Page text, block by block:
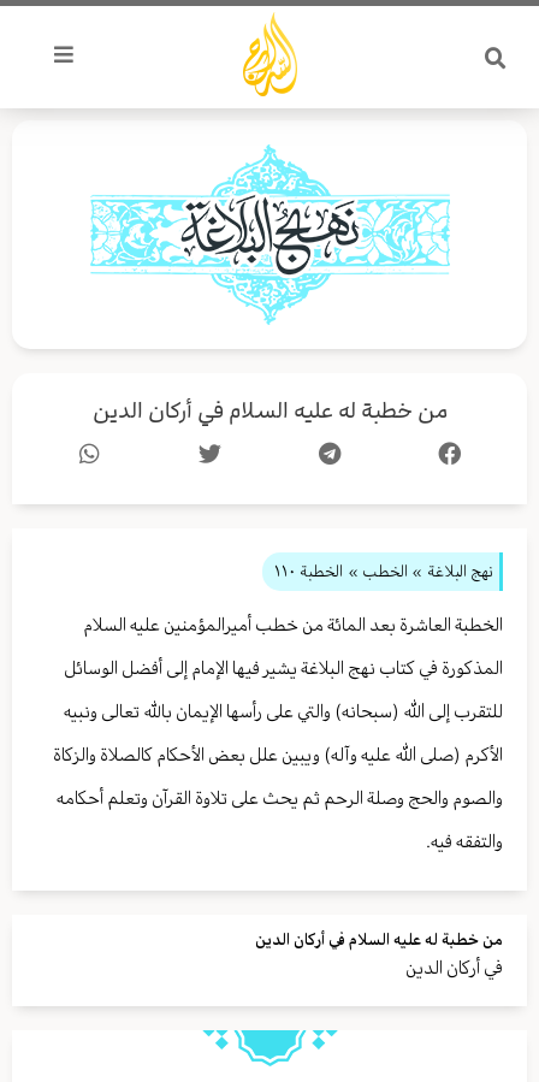
تخطي
المحتوى
من خطبة له عليه السلام في أركان الدين
نهج البلاغة » الخطب » الخطبة ١١۰
الخطبة العاشرة بعد المائة من خطب أميرالمؤمنين عليه السلام
المذكورة في كتاب نهج البلاغة يشير فيها الإمام إلى أفضل الوسائل
للتقرب إلى الله (سبحانه) والتي على رأسها الإيمان بالله تعالى ونبيه
الأكرم (صلى الله عليه وآله) ويبين علل بعض الأحكام كالصلاة والزكاة
والصوم والحج وصلة الرحم ثم يحث على تلاوة القرآن وتعلم أحكامه
والتفقه فيه.
من خطبة له عليه السلام في أركان الدين
في أركان الدين